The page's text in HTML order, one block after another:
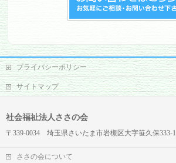
プライバシーポリシー
サイトマップ
社会福祉法人ささの会
〒339-0034 埼玉県さいたま市岩槻区大字笹久保333-1
ささの会について